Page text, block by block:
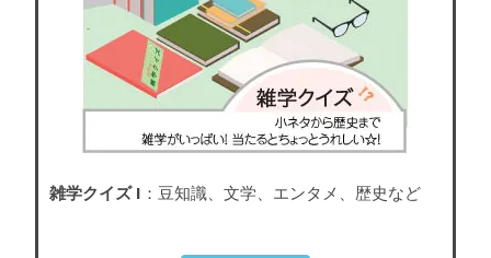
雑学クイズ I ：豆知識、文学、エンタメ、歴史など